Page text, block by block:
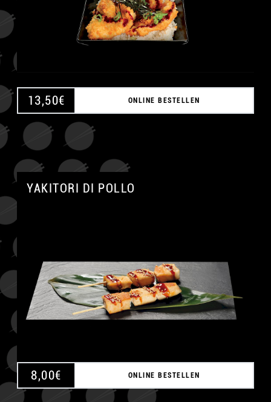
13,50€ ONLINE BESTELLEN
YAKITORI DI POLLO
8,00€ ONLINE BESTELLEN